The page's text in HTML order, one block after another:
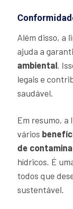
Além disso, a
ajuda a
ambiental.
legais e
saudável.
Em resumo, a
vários
de
hídricos. É
todos que
sustentável.